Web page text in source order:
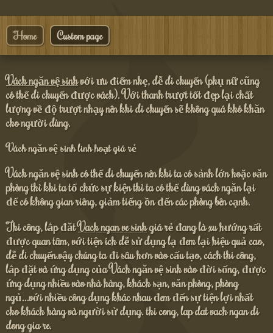
Home Custom page
Vách ngăn vệ sinhvới ưu điểm nhẹ, dễ di chuyển (phụ nữ cũng
có thể di chuyển được vách). Với thanh trượt tốt đẹp lại chất
lượng về độ trượt nhạy nên khi di chuyển sẽ không quá khó khăn
cho người dùng.
Vách ngăn vệ sinh linh hoạt giá rẻ
Vách ngăn vệ sinh có thể di chuyển nên khi ta có sảnh lớn hoặc văn
phòng thì khi ta tổ chức sự kiện thì ta có thể dùng vách ngăn lại
để có không gian riêng, giảm tiếng ồn đến các phòng bên cạnh.
Thi công, lắp đătVach ngan ve sinhgiá rẻ đang là xu hướng rất
được quan tâm, với tiện ích dễ sử dụng lạ đem lại hiệu quả cao,
dễ di chuyển.vậy chúng ta đi sâu hơn vào cấu tạo, cách thi công,
lắp đặt và ứng dụng của Vách ngăn vệ sinh vào đời sống, được
ứng dụng nhiều vào nhà hàng, khách sạn, văn phòng, phòng
ngủ...với nhiều công dụng khác nhau đem đến sự tiện lợi nhất
cho khách hàng và người sử dụng. thi cong, lap dat vach ngan di
dong gia re.